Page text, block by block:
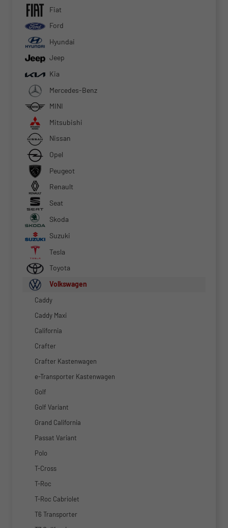
Fiat
Ford
Hyundai
Jeep
Kia
Mercedes-Benz
MINI
Mitsubishi
Nissan
Opel
Peugeot
Renault
Seat
Skoda
Suzuki
Tesla
Toyota
Volkswagen
Caddy
Caddy Maxi
California
Crafter
Crafter Kastenwagen
e-Transporter Kastenwagen
Golf
Golf Variant
Grand California
Passat Variant
Polo
T-Cross
T-Roc
T-Roc Cabriolet
T6 Transporter